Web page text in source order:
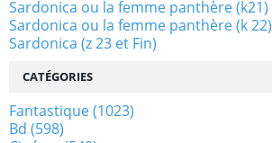
Sardonica ou la femme panthère (k21)
Sardonica ou la femme panthère (k 22)
Sardonica (z 23 et Fin)
CATÉGORIES
Fantastique(1023)
Bd (598)